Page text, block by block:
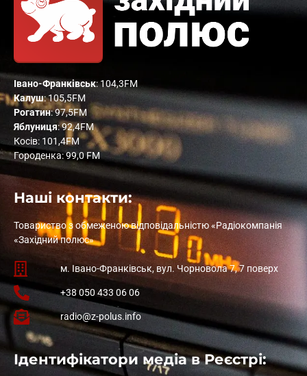
Івано-Франківськ: 104,3FM
Калуш: 105,5FM
Рогатин: 97,5FM
Яблуниця: 92,4FM
Косів: 101,4FM
Городенка: 99,0 FM
Наші контакти:
Товариство з обмеженою відповідальністю «Радіокомпанія
«Західний полюс»
м. Івано-Франківськ, вул. Чорновола 7, 7 поверх
+38 050 433 06 06
radio@z-polus.info
Ідентифікатори медіа в Реєстрі: